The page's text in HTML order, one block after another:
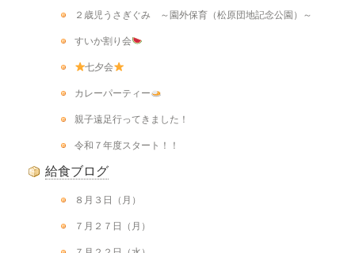
２歳児うさぎぐみ ～園外保育（松原団地記念公園）～
すいか割り会
七夕会
カレーパーティー
親子遠足行ってきました！
令和７年度スタート！！
給食ブログ
８月３日（月）
７月２７日（月）